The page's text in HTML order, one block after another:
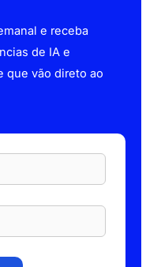
e receba
de IA e
que vão direto ao